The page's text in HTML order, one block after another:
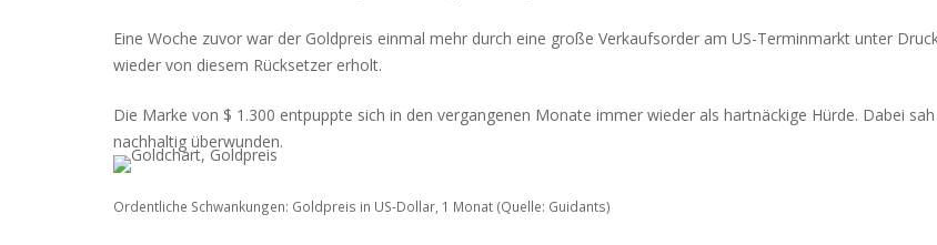
Eine Woche zuvor war der Goldpreis einmal mehr durch eine große Verkaufsorder am US-Terminmarkt unter
wieder von diesem Rücksetzer erholt.
Die Marke von $ 1.300 entpuppte sich in den vergangenen Monate immer wieder als hartnäckige Hürde. Dabei
nachhaltig überwunden.
Ordentliche Schwankungen: Goldpreis in US-Dollar, 1 Monat (Quelle: Guidants)